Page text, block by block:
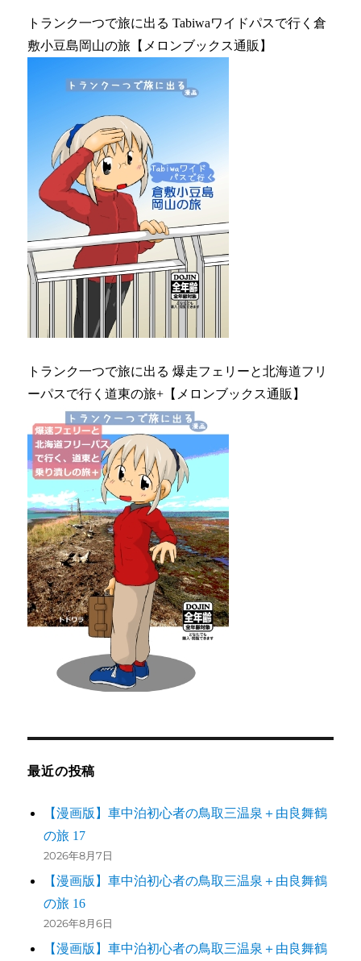
トランク一つで旅に出る Tabiwaワイドパスで行く倉
敷小豆島岡山の旅【メロンブックス通販】
トランク一つで旅に出る 爆走フェリーと北海道フリ
ーパスで行く道東の旅+【メロンブックス通販】
最近の投稿
【漫画版】車中泊初心者の鳥取三温泉＋由良舞鶴
の旅 17
2026年8月7日
【漫画版】車中泊初心者の鳥取三温泉＋由良舞鶴
の旅 16
2026年8月6日
【漫画版】車中泊初心者の鳥取三温泉＋由良舞鶴